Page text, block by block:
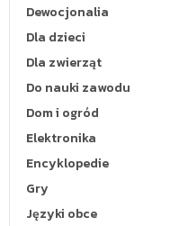
Dewocjonalia
Dla dzieci
Dla zwierząt
Do nauki zawodu
Dom i ogród
Elektronika
Encyklopedie
Gry
Języki obce